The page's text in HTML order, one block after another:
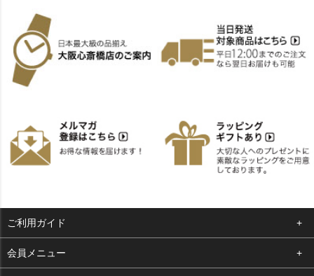
ご利用ガイド
よくある質問
会員メニュー